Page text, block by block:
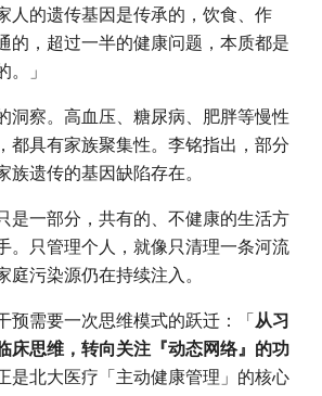
人的遗传基因是传承的，饮食、作
的，超过一半的健康问题，本质都是
」
洞察。高血压、糖尿病、肥胖等慢性
都具有家族聚集性。李铭指出，部分
遗传的基因缺陷存在。
是一部分，共有的、不健康的生活方
。只管理个人，就像只清理一条河流
污染源仍在持续注入。
预需要一次思维模式的跃迁：「从习
床思维，转向关注『动态网络』的功
是北大医疗「主动健康管理」的核心